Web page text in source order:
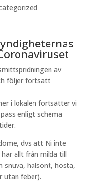
av
följer fortsatt
i lokalen fortsätter vi
enligt schema
dvs att Ni inte
allt från milda till
snuva, halsont, hosta,
utan feber).